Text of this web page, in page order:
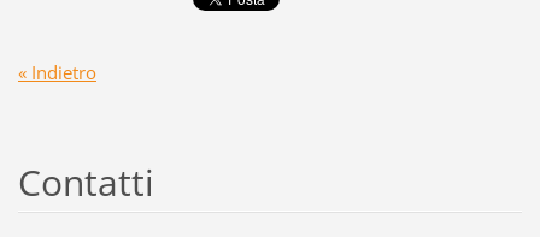
« Indietro
Contatti